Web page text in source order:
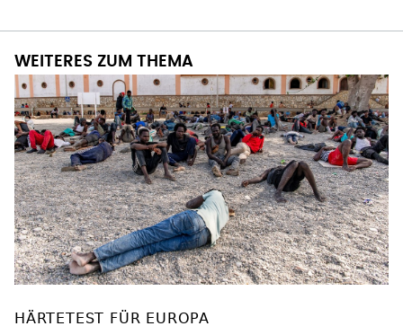
WEITERES ZUM THEMA